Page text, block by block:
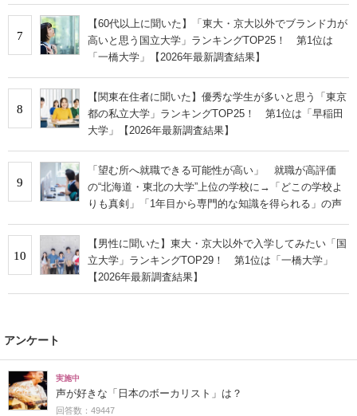
7
【60代以上に聞いた】「東大・京大以外でブランド力が
高いと思う国立大学」ランキングTOP25！ 第1位は
「一橋大学」【2026年最新調査結果】
8
【関東在住者に聞いた】優秀な学生が多いと思う「東京
都の私立大学」ランキングTOP25！ 第1位は「早稲田
大学」【2026年最新調査結果】
9
「望む所へ就職できる可能性が高い」 就職が高評価
の“北海道・東北の大学”上位の学校に→「どこの学校よ
りも真剣」「1年目から専門的な知識を得られる」の声
10
【男性に聞いた】東大・京大以外で入学してみたい「国
立大学」ランキングTOP29！ 第1位は「一橋大学」
【2026年最新調査結果】
アンケート
実施中
声が好きな「日本のボーカリスト」は？
回答数：49447